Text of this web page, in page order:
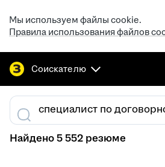
Мы используем файлы cookie.
Правила использования файлов
Соискателю
Найдено 5 552 резюме